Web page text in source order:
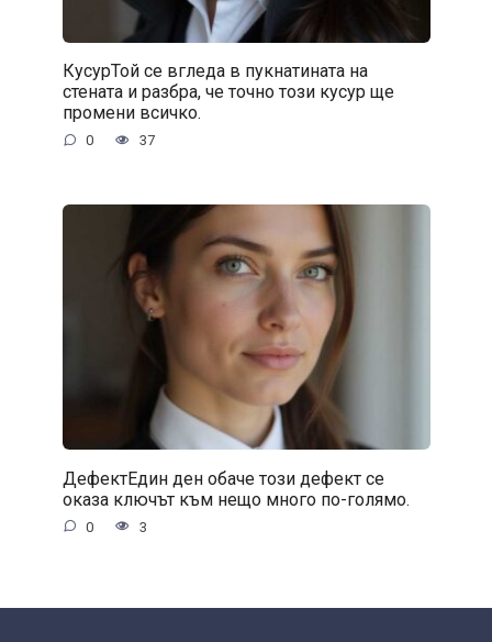
КусурТой се вгледа в пукнатината на
стената и разбра, че точно този кусур ще
промени всичко.
0 37
ДефектЕдин ден обаче този дефект се
оказа ключът към нещо много по-голямо.
0 3